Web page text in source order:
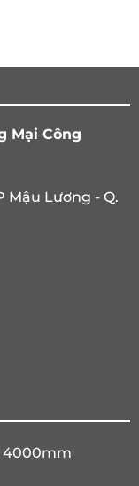
Mại Công
Mậu Lương - Q.
4000mm